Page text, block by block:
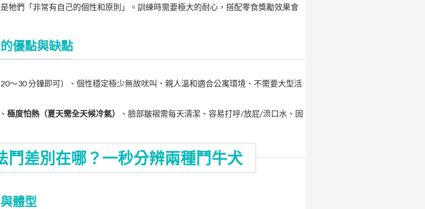
是牠們「非常有自己的個性和原則」。訓練時需要極大的耐心，搭配零食獎勵效果會
優點與缺點
～30 分鐘即可）、個性穩定極少無故吠叫、親人溫和適合公寓環境、不需要大型活
極度怕熱（夏天需全天候冷氣）
、臉部皺褶需每天清潔、容易打呼/放屁/流口水、固
鬥差別在哪？一秒分辨兩種鬥牛犬
體型